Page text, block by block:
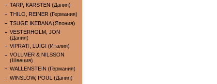
TARP, KARSTEN (Дания)
THILO, REINER (Германия)
TSUGE IKEBANA (Япония)
VESTERHOLM, JON
(Дания)
VIPRATI, LUIGI (Италия)
VOLLMER & NILSSON
(Швеция)
WALLENSTEIN (Германия)
WINSLOW, POUL (Дания)